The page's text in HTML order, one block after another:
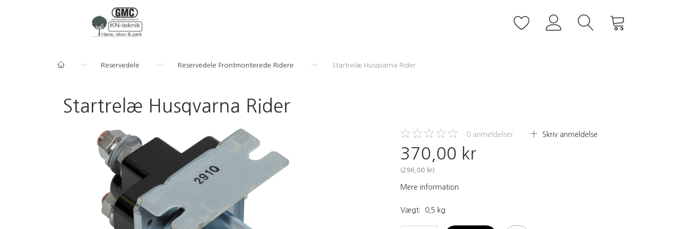
Reservedele Reservedele Frontmonterede Ridere Startrelæ Husqvarna Rider
Startrelæ Husqvarna Rider
0 anmeldelser Skriv anmeldelse
370,00 kr
(296,00 kr)
Mere information
Vægt: 0,5 kg